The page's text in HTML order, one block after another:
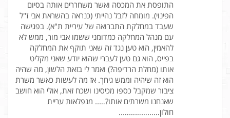
התופסת את המכסה ואשר משחררים אותה בסיום
הפינוי). מומחה לזבל נהייתי (כנראה בהשראת אבי ז"ל
שעבד במחלקת התברואה של עיריית ת"א). בפגישה
עם מנהל המחלקה כמדומני ששמו אבי מור, ממש לא
להאמין, הוא טען נגד זה שאני תוקף את המחלקה
בפייס, הוא גם טען לעברי שהוא יודע שאני מקליט
אותו (מחלת הרדיפה?) ואמר לי בזאת הלשון, מה שהיה
הוא זה שיהיה וממש גיחך. אז מה לעשות כאשר משרת
ציבור שמקבל כספו מכיסינו ושכח זאת, אולי הוא חושב
שאנחנו משרתים אותו?….. מנפלאות עריית
חולון………………..